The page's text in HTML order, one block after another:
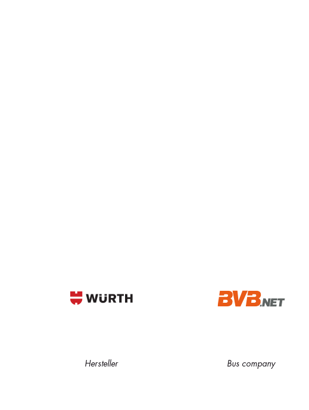
Hersteller Bus company